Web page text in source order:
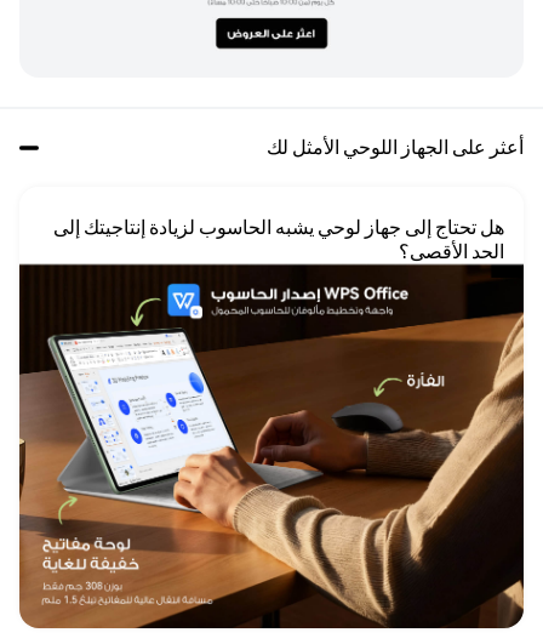
أعثر على الجهاز اللوحي الأمثل لك
الحد الأقصى؟